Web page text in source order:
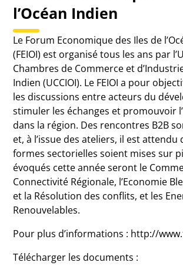
l’Océan Indien
Le Forum Economique des Iles de
(FEIOI) est organisé tous les ans par
Chambres de Commerce et
Indien (UCCIOI). Le FEIOI a pour
les discussions entre acteurs du
stimuler les échanges et promouvoir
dans la région. Des rencontres B2B
et, à l’issue des ateliers, il est attendu
formes sectorielles soient mises sur
évoqués cette année seront le
Connectivité Régionale, l’Economie
et la Résolution des conflits, et les
Renouvelables.
Pour plus d’informations : http://
Télécharger les documents :